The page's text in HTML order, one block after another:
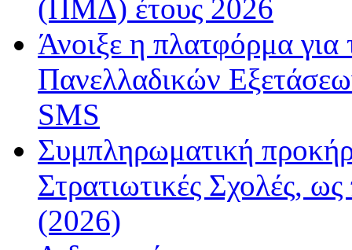
(ΠΜΔ) έτους 2026
Άνοιξε η πλατφόρμα
Πανελλαδικών
SMS
Συμπληρωματική
Στρατιωτικές Σχολές,
(2026)